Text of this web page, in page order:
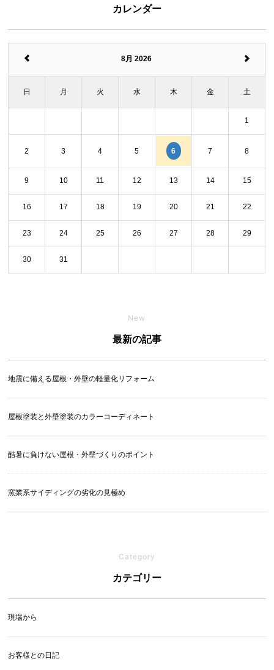
カレンダー
8月 2026
日 月 火 水 木 金 土
1
2 3 4 5 6 7 8
9 10 11 12 13 14 15
16 17 18 19 20 21 22
23 24 25 26 27 28 29
30 31
New
最新の記事
地震に備える屋根・外壁の軽量化リフォーム
屋根塗装と外壁塗装のカラーコーディネート
酷暑に負けない屋根・外壁づくりのポイント
窯業系サイディングの劣化の見極め
Category
カテゴリー
現場から
お客様との日記